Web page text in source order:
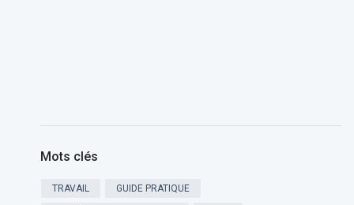
Mots clés
TRAVAIL GUIDE PRATIQUE